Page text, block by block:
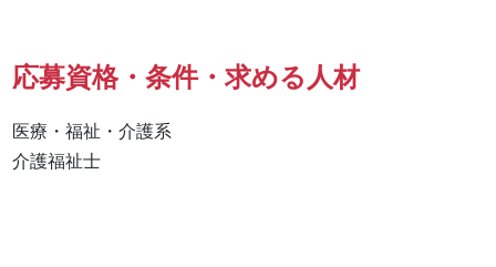
応募資格・条件・求める人材
医療・福祉・介護系
介護福祉士